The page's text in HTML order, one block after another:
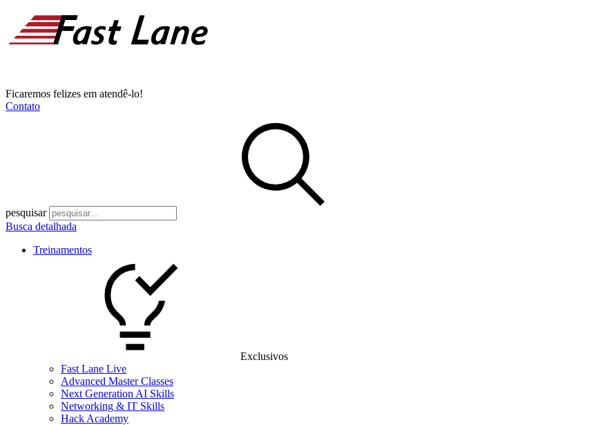
Ficaremos felizes em atendê-lo!
Contato
pesquisar
Busca detalhada
Treinamentos
Exclusivos
Fast Lane Live
Advanced Master Classes
Next Generation AI Skills
Networking & IT Skills
Hack Academy